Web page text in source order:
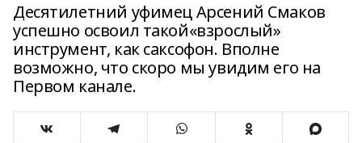
Десятилетний уфимец Арсений Смаков
успешно освоил такой«взрослый»
инструмент, как саксофон. Вполне
возможно, что скоро мы увидим его на
Первом канале.